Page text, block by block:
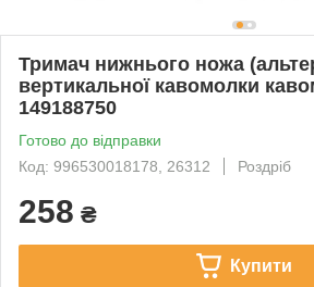
Тримач нижнього ножа
вертикальної кавомолки
149188750
Готово до відправки
Код: 996530018178, 26312
Роздріб
258 ₴
Купити